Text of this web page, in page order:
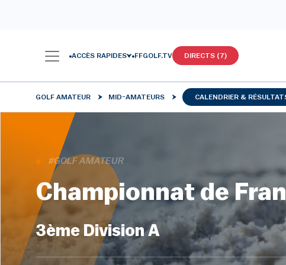
ACCÈS RAPIDES FFGOLF.TV DIRECTS (7)
GOLF AMATEUR MID-AMATEURS CALENDRIER &
#GOLF AMATEUR
Championnat de
3ème Division A